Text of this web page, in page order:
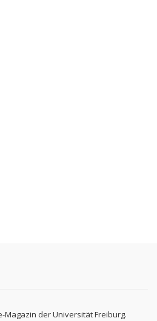
Magazin der Universität Freiburg.